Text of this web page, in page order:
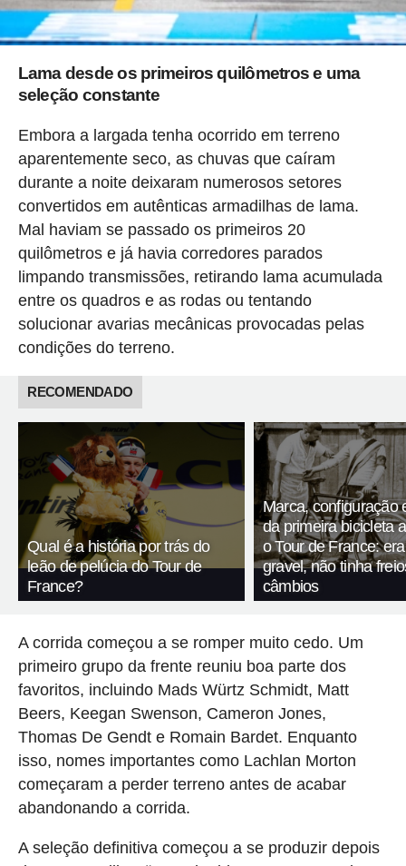
Lama desde os primeiros quilômetros e uma
seleção constante
Embora a largada tenha ocorrido em terreno
aparentemente seco, as chuvas que caíram
durante a noite deixaram numerosos setores
convertidos em autênticas armadilhas de lama.
Mal haviam se passado os primeiros 20
quilômetros e já havia corredores parados
limpando transmissões, retirando lama acumulada
entre os quadros e as rodas ou tentando
solucionar avarias mecânicas provocadas pelas
condições do terreno.
RECOMENDADO
Qual é a história por trás do
leão de pelúcia do Tour de
France?
Marca, configuração
da primeira bicicleta
o Tour de France:
gravel, não tinha
câmbios
A corrida começou a se romper muito cedo. Um
primeiro grupo da frente reuniu boa parte dos
favoritos, incluindo Mads Würtz Schmidt, Matt
Beers, Keegan Swenson, Cameron Jones,
Thomas De Gendt e Romain Bardet. Enquanto
isso, nomes importantes como Lachlan Morton
começaram a perder terreno antes de acabar
abandonando a corrida.
A seleção definitiva começou a se produzir depois